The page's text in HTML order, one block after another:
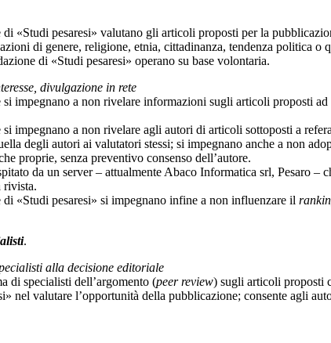
«Studi pesaresi» valutano gli articoli proposti per la
di genere, religione, etnia, cittadinanza, tendenza politica o
di «Studi pesaresi» operano su base volontaria.
divulgazione in rete
impegnano a non rivelare informazioni sugli articoli proposti ad
impegnano a non rivelare agli autori di articoli sottoposti a
degli autori ai valutatori stessi; si impegnano anche a non
proprie, senza preventivo consenso dell’autore.
da un server – attualmente Abaco Informatica srl, Pesaro –
rivista.
«Studi pesaresi» si impegnano infine a non influenzare il
.
alla decisione editoriale
di specialisti dell’argomento (peer review) sugli articoli proposti
nel valutare l’opportunità della pubblicazione; consente agli